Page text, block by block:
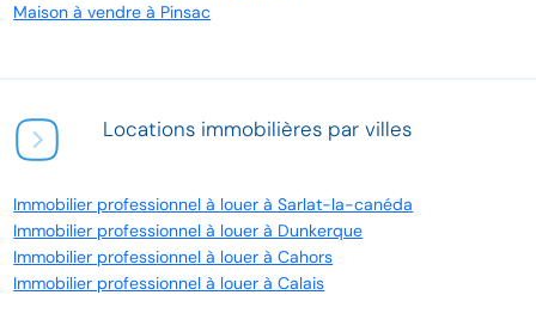
Maison à vendre à Pinsac
Locations immobilières par villes
Immobilier professionnel à louer à Sarlat-la-canéda
Immobilier professionnel à louer à Dunkerque
Immobilier professionnel à louer à Cahors
Immobilier professionnel à louer à Calais